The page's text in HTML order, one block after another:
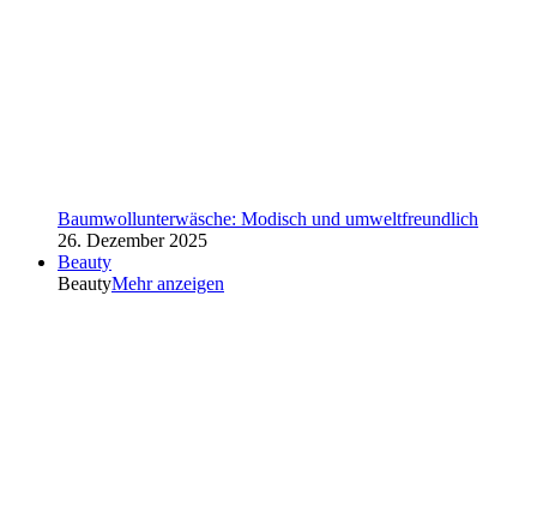
Baumwollunterwäsche: Modisch und umweltfreundlich
26. Dezember 2025
Beauty
BeautyMehr anzeigen